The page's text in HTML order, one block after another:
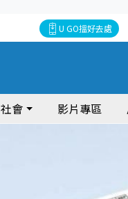
U GO搵好去處
社會 影片專區